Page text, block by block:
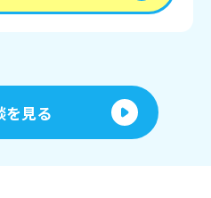
を見る